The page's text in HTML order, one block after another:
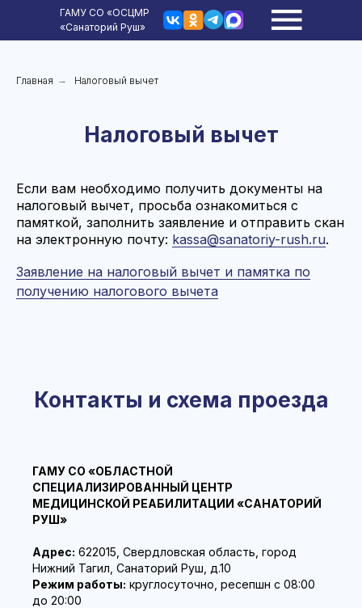
ГАМУ СО «ОСЦМР
«Санаторий Руш»
Главная → Налоговый вычет
Налоговый вычет
Если вам необходимо получить документы на
налоговый вычет, просьба ознакомиться с
памяткой, заполнить заявление и отправить скан
на электронную почту: kassa@sanatoriy-rush.ru.
Заявление на налоговый вычет и памятка по
получению налогового вычета
Контакты и схема проезда
ГАМУ СО «ОБЛАСТНОЙ
СПЕЦИАЛИЗИРОВАННЫЙ ЦЕНТР
МЕДИЦИНСКОЙ РЕАБИЛИТАЦИИ «САНАТОРИЙ
РУШ»
Адрес: 622015, Свердловская область, город
Нижний Тагил, Санаторий Руш, д.10
Режим работы: круглосуточно, ресепшн с 08:00
до 20:00